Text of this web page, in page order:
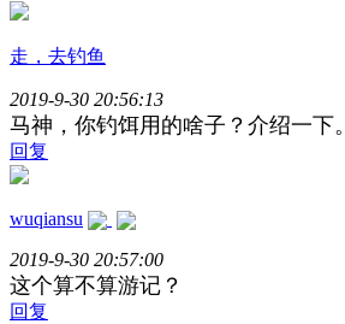
走，去钓鱼
2019-9-30 20:56:13
马神，你钓饵用的啥子？介绍一下。
回复
wuqiansu
2019-9-30 20:57:00
这个算不算游记？
回复